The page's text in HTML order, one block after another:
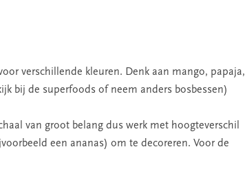
verschillende kleuren. Denk aan mango, papaja,
bij de superfoods of neem anders bosbessen)
van groot belang dus werk met hoogteverschil
een ananas) om te decoreren. Voor de